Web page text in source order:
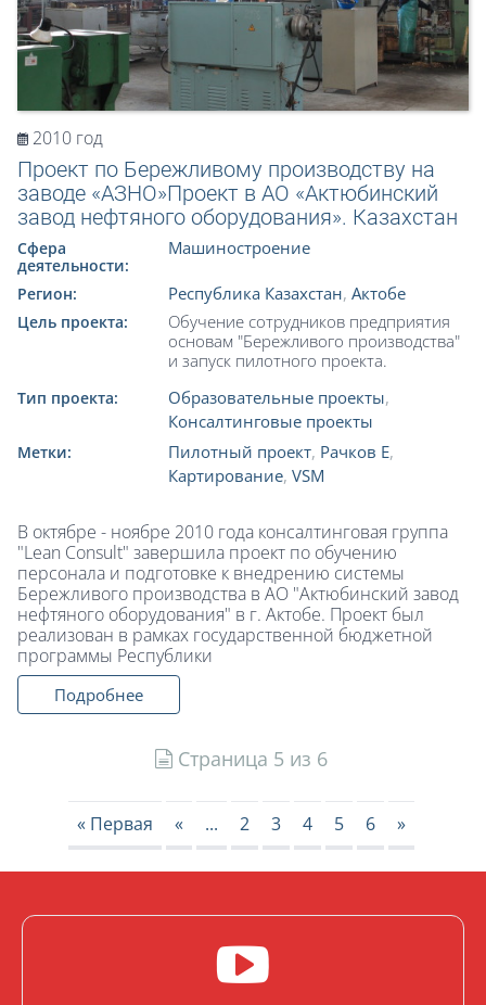
2010 год
Проект по Бережливому производству на
заводе «АЗНО»Проект в АО «Актюбинский
завод нефтяного оборудования». Казахстан
Сфера
деятельности:
Машиностроение
Регион: Республика Казахстан, Актобе
Цель проекта:
Обучение сотрудников предприятия
основам "Бережливого производства"
и запуск пилотного проекта.
Тип проекта: Образовательные проекты,
Консалтинговые проекты
Метки: Пилотный проект, Рачков Е,
Картирование, VSM
В октябре - ноябре 2010 года консалтинговая группа
"Lean Consult" завершила проект по обучению
персонала и подготовке к внедрению системы
Бережливого производства в АО "Актюбинский завод
нефтяного оборудования" в г. Актобе. Проект был
реализован в рамках государственной бюджетной
программы Республики
Подробнее
Страница 5 из 6
« Первая « ... 2 3 4 5 6 »